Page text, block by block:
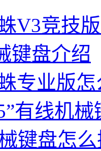
V3竞技
键盘介绍
专业版
有线机
键盘怎